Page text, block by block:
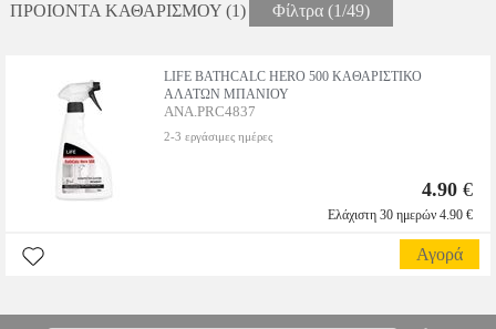
ΠΡΟΙΟΝΤΑ ΚΑΘΑΡΙΣΜΟΥ (1) Φίλτρα (1/49)
LIFE BATHCALC HERO 500 ΚΑΘΑΡΙΣΤΙΚΟ
ΑΛΑΤΩΝ ΜΠΑΝΙΟΥ
ANA.PRC4837
2-3 εργάσιμες ημέρες
4.90 €
Ελάχιστη 30 ημερών 4.90 €
Αγορά